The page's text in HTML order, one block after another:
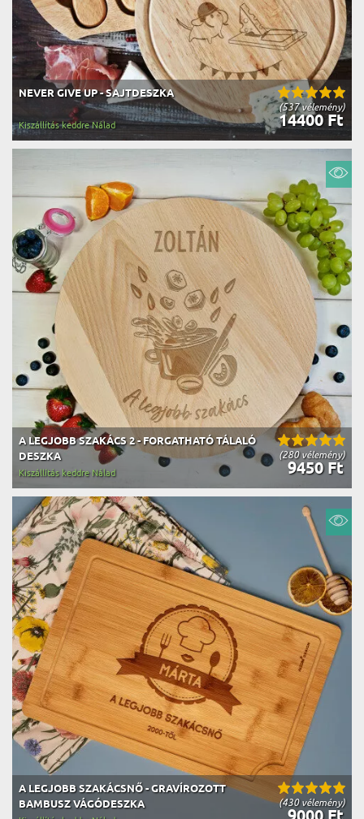
(537 vélemény)
NEVER GIVE UP - SAJTDESZKA
14400 Ft
Kiszállítás keddre Nálad
(280 vélemény)
A LEGJOBB SZAKÁCS 2 - FORGATHATÓ TÁLALÓ
DESZKA
9450 Ft
Kiszállítás keddre Nálad
(430 vélemény)
A LEGJOBB SZAKÁCSNŐ - GRAVÍROZOTT
BAMBUSZ VÁGÓDESZKA